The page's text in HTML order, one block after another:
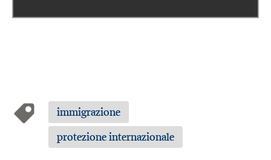
immigrazione
protezione internazionale